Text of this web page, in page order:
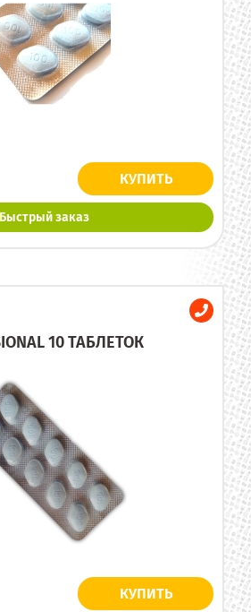
КУПИТЬ
Быстрый заказ
10 ТАБЛЕТОК
КУПИТЬ